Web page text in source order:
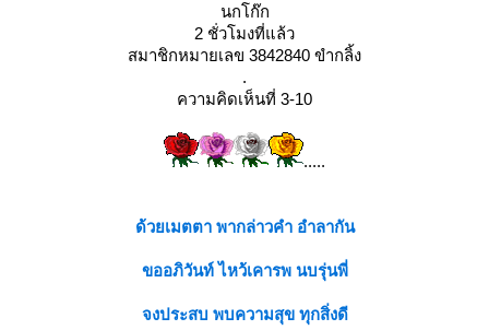
นกโก๊ก
2 ชั่วโมงที่แล้ว
สมาชิกหมายเลข 3842840 ขำกลิ้ง
.
ความคิดเห็นที่ 3-10
.....
ด้วยเมตตา พากล่าวคำ อำลากัน
ขออภิวันท์ ไหว้เคารพ นบรุ่นพี่
จงประสบ พบความสุข ทุกสิ่งดี